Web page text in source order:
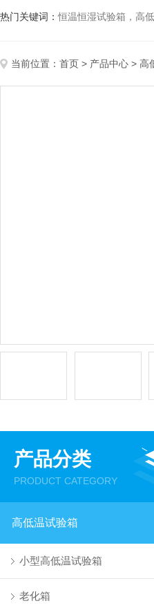
热门关键词：恒温恒湿试验箱，高低温
当前位置： 首页 > 产品中心 > 高
产品分类
PRODUCT CATEGORY
高低温试验箱
小型高低温试验箱
老化箱